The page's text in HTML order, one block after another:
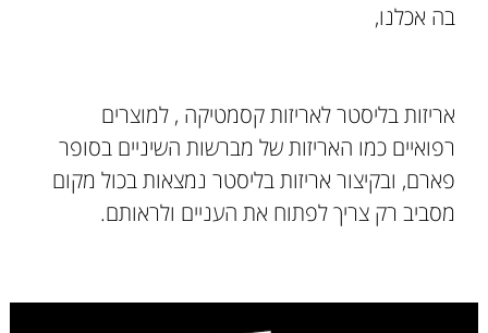
בה אכלנו,
אריזות בליסטר לאריזות קסמטיקה , למוצרים
רפואיים כמו האריזות של מברשות השיניים בסופר
פארם, ובקיצור אריזות בליסטר נמצאות בכול מקום
מסביב רק צריך לפתוח את העניים ולראותם.